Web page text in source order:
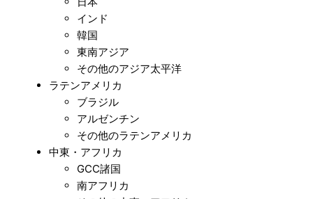
インド
韓国
東南アジア
その他のアジア太平洋
ラテンアメリカ
ブラジル
アルゼンチン
その他のラテンアメリカ
中東・アフリカ
GCC諸国
南アフリカ